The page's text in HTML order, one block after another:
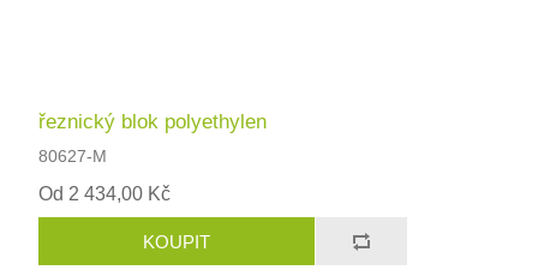
řeznický blok polyethylen
80627-M
Od 2 434,00 Kč